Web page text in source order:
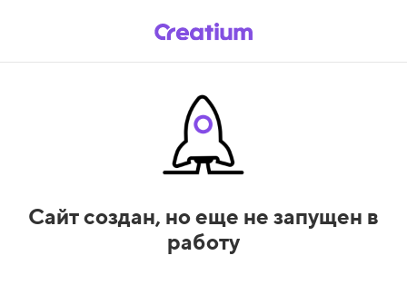
Сайт создан, но еще не запущен в
работу